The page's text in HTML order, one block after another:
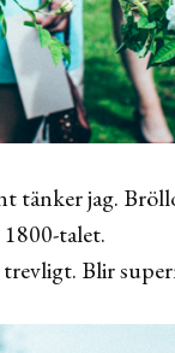
tänker jag.
talet.
Blir